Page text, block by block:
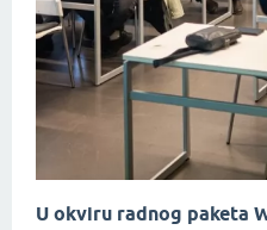
U okviru radnog paketa